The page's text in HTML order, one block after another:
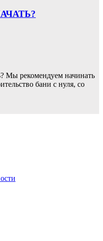
рекомендуем начинать
бани с нуля, со